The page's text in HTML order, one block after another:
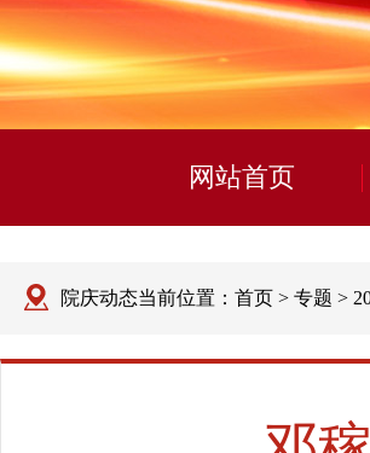
网站首页
院庆动态当前位置：首页 > 专题 >